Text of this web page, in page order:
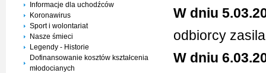
Informacje dla uchodźców
Koronawirus
Sport i wolontariat
Nasze śmieci
Legendy - Historie
Dofinansowanie kosztów kształcenia
młodocianych
W dniu
odbiorcy
W dniu